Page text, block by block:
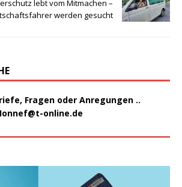
lebt vom Mitmachen –
werden gesucht
Fragen oder Anregungen ..
online.de